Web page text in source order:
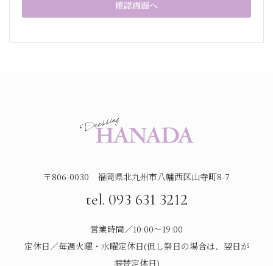
〒806-0030 福岡県北九州市八幡西区山寺町8-7
tel. 093 631 3212
営業時間／10:00～19:00
定休日／毎週火曜・水曜定休日(但し祭日の場合は、翌日が
振替定休日)